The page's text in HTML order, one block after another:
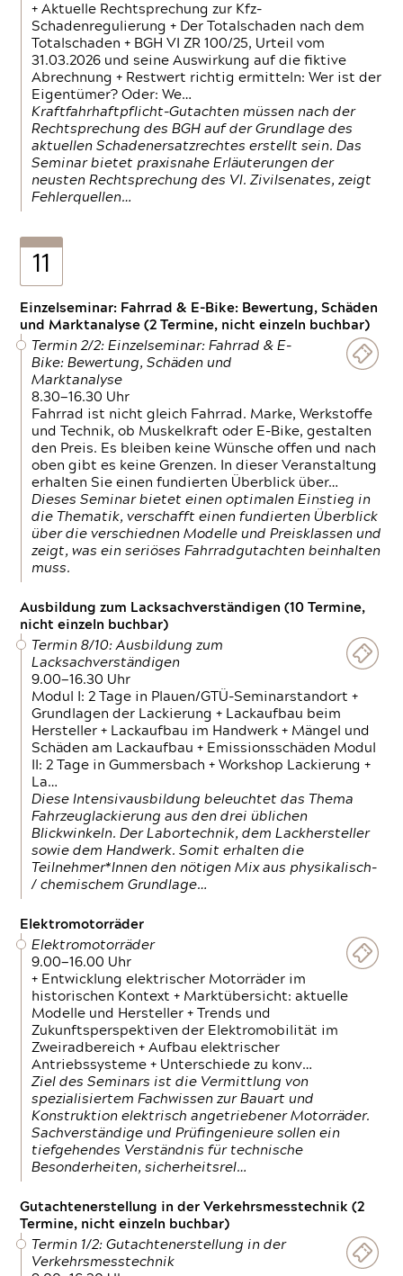
+ Aktuelle Rechtsprechung zur Kfz-
Schadenregulierung + Der Totalschaden nach dem
Totalschaden + BGH VI ZR 100/25, Urteil vom
31.03.2026 und seine Auswirkung auf die fiktive
Abrechnung + Restwert richtig ermitteln: Wer ist der
Eigentümer? Oder: We…
Kraftfahrhaftpflicht-Gutachten müssen nach der
Rechtsprechung des BGH auf der Grundlage des
aktuellen Schadenersatzrechtes erstellt sein. Das
Seminar bietet praxisnahe Erläuterungen der
neusten Rechtsprechung des VI. Zivilsenates, zeigt
Fehlerquellen…
11
Einzelseminar: Fahrrad & E-Bike: Bewertung, Schäden
und Marktanalyse (2 Termine, nicht einzeln buchbar)
Termin 2/2: Einzelseminar: Fahrrad & E-
Bike: Bewertung, Schäden und
Marktanalyse
8.30—16.30 Uhr
Fahrrad ist nicht gleich Fahrrad. Marke, Werkstoffe
und Technik, ob Muskelkraft oder E-Bike, gestalten
den Preis. Es bleiben keine Wünsche offen und nach
oben gibt es keine Grenzen. In dieser Veranstaltung
erhalten Sie einen fundierten Überblick über…
Dieses Seminar bietet einen optimalen Einstieg in
die Thematik, verschafft einen fundierten Überblick
über die verschiednen Modelle und Preisklassen und
zeigt, was ein seriöses Fahrradgutachten beinhalten
muss.
Ausbildung zum Lacksachverständigen (10 Termine,
nicht einzeln buchbar)
Termin 8/10: Ausbildung zum
Lacksachverständigen
9.00—16.30 Uhr
Modul I: 2 Tage in Plauen/GTÜ-Seminarstandort +
Grundlagen der Lackierung + Lackaufbau beim
Hersteller + Lackaufbau im Handwerk + Mängel und
Schäden am Lackaufbau + Emissionsschäden Modul
II: 2 Tage in Gummersbach + Workshop Lackierung +
La…
Diese Intensivausbildung beleuchtet das Thema
Fahrzeuglackierung aus den drei üblichen
Blickwinkeln. Der Labortechnik, dem Lackhersteller
sowie dem Handwerk. Somit erhalten die
Teilnehmer*Innen den nötigen Mix aus physikalisch-
/ chemischem Grundlage…
Elektromotorräder
Elektromotorräder
9.00—16.00 Uhr
+ Entwicklung elektrischer Motorräder im
historischen Kontext + Marktübersicht: aktuelle
Modelle und Hersteller + Trends und
Zukunftsperspektiven der Elektromobilität im
Zweiradbereich + Aufbau elektrischer
Antriebssysteme + Unterschiede zu konv…
Ziel des Seminars ist die Vermittlung von
spezialisiertem Fachwissen zur Bauart und
Konstruktion elektrisch angetriebener Motorräder.
Sachverständige und Prüfingenieure sollen ein
tiefgehendes Verständnis für technische
Besonderheiten, sicherheitsrel…
Gutachtenerstellung in der Verkehrsmesstechnik (2
Termine, nicht einzeln buchbar)
Termin 1/2: Gutachtenerstellung in der
Verkehrsmesstechnik